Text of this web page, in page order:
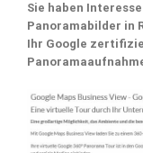
Sie haben
Panoramabilder in
Ihr Google